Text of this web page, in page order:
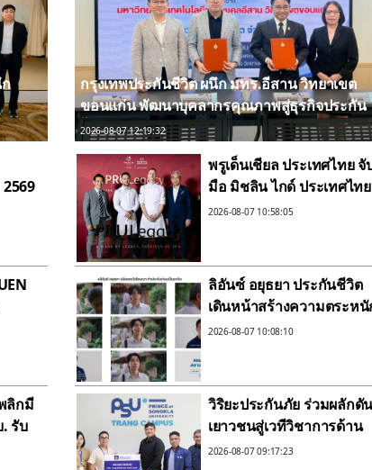
าน
ก
ด์
ลิกมี
รับ
น
กรุงเทพประกันชีวิต ผนึก มทร.อีสาน วิทยาเขต
ขอนแก่น พัฒนาบุคลากรคุณภาพสู่ธุรกิจประกัน
ชีวิต
2026-08-07 12:19:32
พรูเด็นเชียล ประเทศไทย จั
มือ มิชลิน ไกด์ ประเทศไทย
รังสรรค์ประสบการณ์ไฟน์ได
reserve
2026-08-07 10:58:05
ลิอันซ์ อยุธยา ประกันชีวิต
เดินหน้าสร้างความตระห
รู้ถึงความสำคัญของการ
แรง เปิดตัวภาพยนตร์
โฆษณาชุดใหม่แนะนำ
“มะเร็งหายห่วง”
2026-08-07 10:08:10
วิริยะประกันภัย ร่วมผลักดั
เยาวชนสู่เวทีวิชาการด้าน
ประกันภัย“PSU Trang
2026-08-07 09:17:23